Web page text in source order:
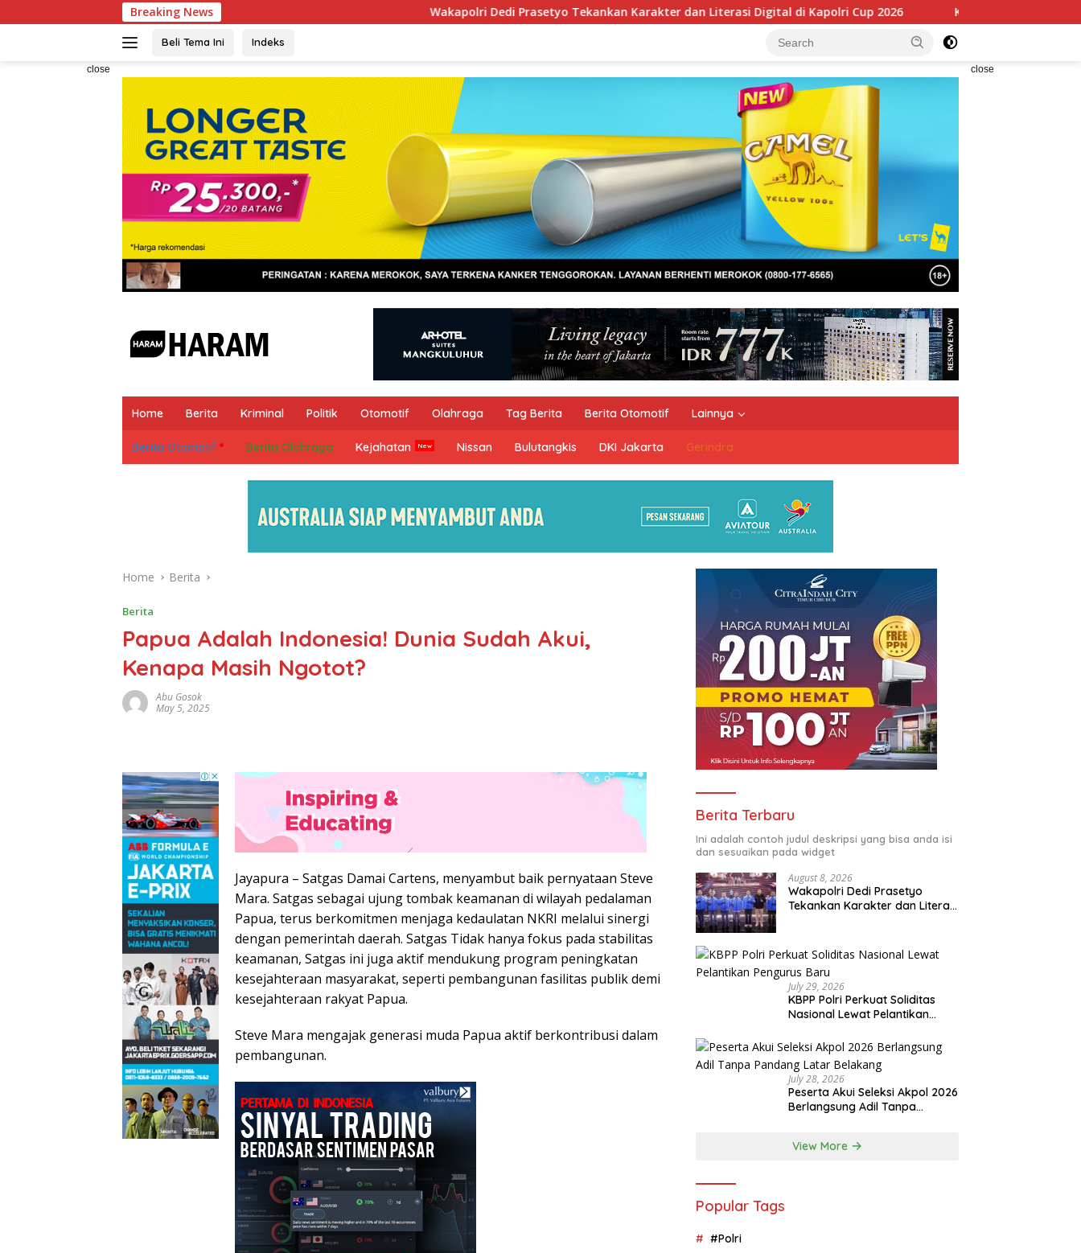
to
Breaking News Wakapolri Dedi Prasetyo Tekankan Karakter dan Literasi Digital di Kapolri Cup 2026 KBPP Polri Perkuat Soliditas Nasional
Beli Tema Ini Indeks
close close
Home Berita Kriminal Politik Otomotif Olahraga Tag Berita Berita Otomotif Lainnya
Berita Otomotif Berita Olahraga Kejahatan Nissan Bulutangkis DKI Jakarta Gerindra
Home Berita
Berita
Papua Adalah Indonesia! Dunia Sudah Akui,
Kenapa Masih Ngotot?
Abu Gosok
May 5, 2025
Jayapura – Satgas Damai Cartens, menyambut baik pernyataan Steve
Mara. Satgas sebagai ujung tombak keamanan di wilayah pedalaman
Papua, terus berkomitmen menjaga kedaulatan NKRI melalui sinergi
dengan pemerintah daerah. Satgas Tidak hanya fokus pada stabilitas
keamanan, Satgas ini juga aktif mendukung program peningkatan
kesejahteraan masyarakat, seperti pembangunan fasilitas publik demi
kesejahteraan rakyat Papua.
Steve Mara mengajak generasi muda Papua aktif berkontribusi dalam
pembangunan.
Berita Terbaru
Ini adalah contoh judul deskripsi yang bisa anda isi
dan sesuaikan pada widget
August 8, 2026
Wakapolri Dedi Prasetyo
Tekankan Karakter dan Literasi
July 29, 2026
KBPP Polri Perkuat Soliditas
Nasional Lewat Pelantikan
July 28, 2026
Peserta Akui Seleksi Akpol 2026
Berlangsung Adil Tanpa
View More
Popular Tags
#Polri